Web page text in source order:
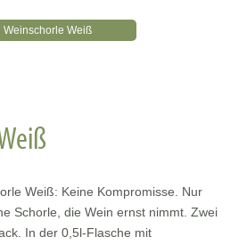
Weinschorle Weiß
Weiß: Keine Kompromisse. Nur
Schorle, die Wein ernst nimmt. Zwei
In der 0,5l-Flasche mit